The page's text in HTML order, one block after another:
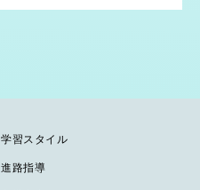
学習スタイル
進路指導